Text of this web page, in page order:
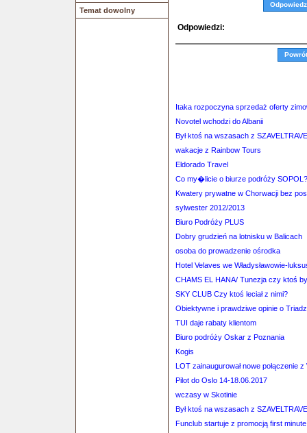
Temat dowolny
Odpowiedz
Odpowiedzi:
Itaka rozpoczyna sprzedaż oferty
Novotel wchodzi do Albanii
Był ktoś na wszasach z
wakacje z Rainbow Tours
Eldorado Travel
Co my�licie o biurze podróży SOPOL?
Kwatery prywatne w Chorwacji bez
sylwester 2012/2013
Biuro Podróży PLUS
Dobry grudzień na lotnisku w Balicach
osoba do prowadzenie ośrodka
Hotel Velaves we Władysławowie-
CHAMS EL HANA/ Tunezja czy ktoś
SKY CLUB Czy ktoś leciał z nimi?
Obiektywne i prawdziwe opinie o
TUI daje rabaty klientom
Biuro podróży Oskar z Poznania
Kogis
LOT zainaugurował nowe połączenie
Pilot do Oslo 14-18.06.2017
wczasy w Skotinie
Był ktoś na wszasach z
Funclub startuje z promocją first